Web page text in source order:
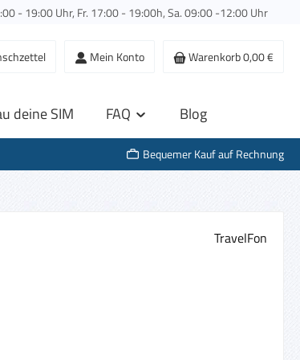
- 19:00 Uhr, Fr. 17:00 - 19:00h, Sa. 09:00 -12:00 Uhr
Mein Konto Warenkorb0,00 €
deine SIM FAQ Blog
Bequemer Kauf auf Rechnung
TravelFon